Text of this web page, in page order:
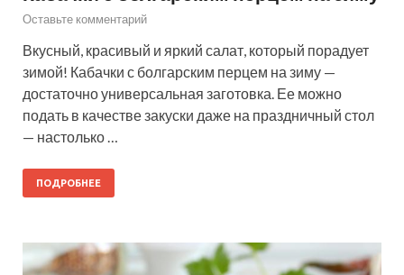
Оставьте комментарий
Вкусный, красивый и яркий салат, который порадует
зимой! Кабачки с болгарским перцем на зиму —
достаточно универсальная заготовка. Ее можно
подать в качестве закуски даже на праздничный стол
— настолько …
ПОДРОБНЕЕ